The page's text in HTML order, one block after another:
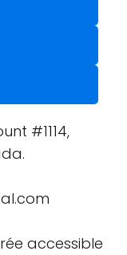
#1114,
accessible